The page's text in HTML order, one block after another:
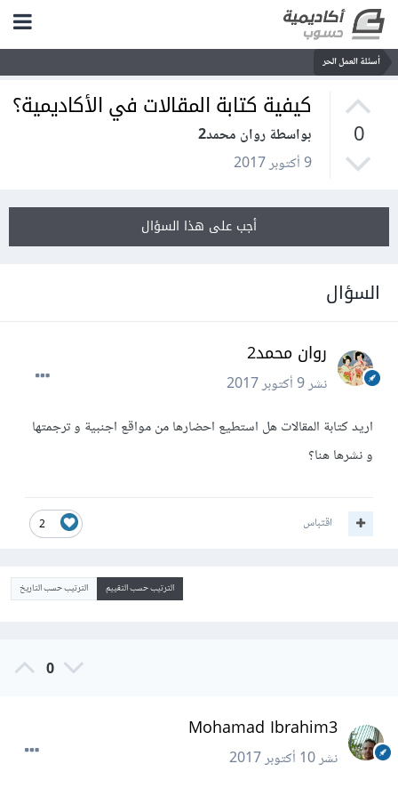
أسئلة العمل الحر
0
كيفية كتابة المقالات في الأكاديمية؟
بواسطة روان محمد2
9 أكتوبر 2017
أجب على هذا السؤال
السؤال
روان محمد2
نشر9 أكتوبر 2017
اريد كتابة المقالات هل استطيع احضارها من مواقع اجنبية و ترجمتها
و نشرها هنا؟
2 اقتباس
الترتيب حسب التقييم الترتيب حسب التاريخ
0
Mohamad Ibrahim3
نشر10 أكتوبر 2017